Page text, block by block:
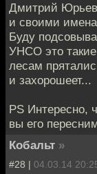
Дмитрий
и своими
Буду
УНСО это
лесам
и захорошеет...
PS Интересно,
вы его
Кобальт »
#28 | 04.03.14